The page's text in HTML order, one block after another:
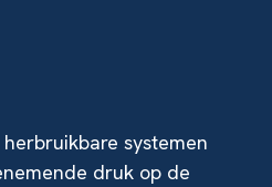
systemen
druk op de